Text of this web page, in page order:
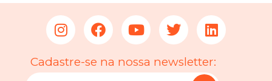
Cadastre-se na nossa newsletter: